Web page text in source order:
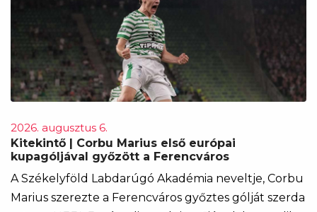
2026. augusztus 6.
Kitekintő | Corbu Marius első európai
kupagóljával győzött a Ferencváros
A Székelyföld Labdarúgó Akadémia neveltje, Corbu
Marius szerezte a Ferencváros győztes gólját szerda